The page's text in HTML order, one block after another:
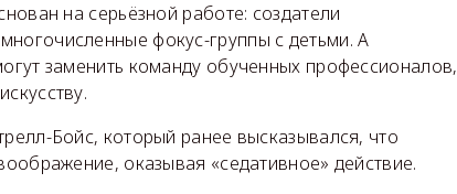
на серьёзной работе: создатели
фокус-группы с детьми. А
заменить команду обученных профессионалов,
Бойс, который ранее высказывался, что
оказывая «седативное» действие.